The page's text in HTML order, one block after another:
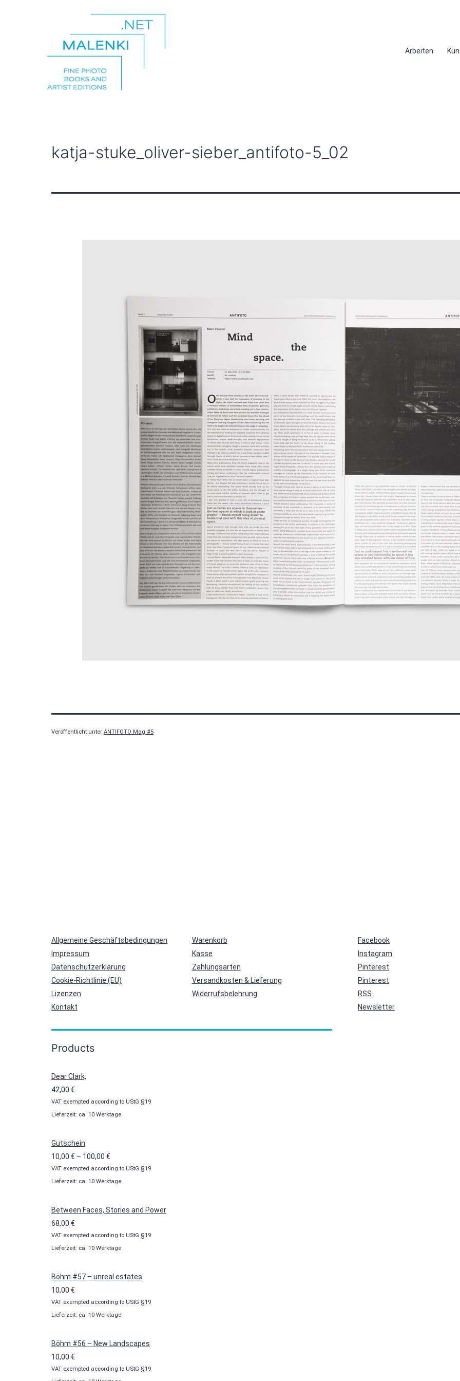
Arbeiten
katja-stuke_oliver-sieber_antifoto-5_02
Veröffentlicht unter ANT!FOTO Mag #5
Allgemeine Geschäftsbedingungen
Impressum
Datenschutzerklärung
Cookie-Richtlinie (EU)
Lizenzen
Kontakt
Warenkorb
Kasse
Zahlungsarten
Versandkosten & Lieferung
Widerrufsbelehrung
Facebook
Instagram
Pinterest
Pinterest
RSS
Newsletter
Products
Dear Clark,
42,00 €
VAT exempted according to UStG §19
Lieferzeit: ca. 10 Werktage
Gutschein
10,00 € – 100,00 €
10,00 €
bis
VAT exempted according to UStG §19
Lieferzeit: ca. 10 Werktage
Between Faces, Stories and Power
68,00 €
VAT exempted according to UStG §19
Lieferzeit: ca. 10 Werktage
Böhm #57 – unreal estates
10,00 €
VAT exempted according to UStG §19
Lieferzeit: ca. 10 Werktage
Böhm #56 – New Landscapes
10,00 €
VAT exempted according to UStG §19